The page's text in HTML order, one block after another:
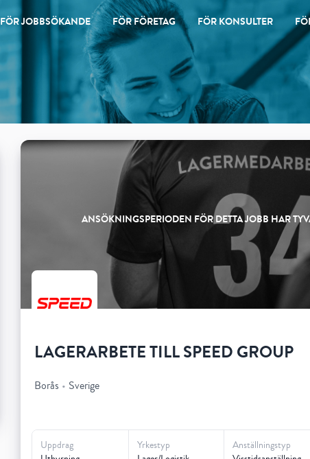
FÖR JOBBSÖKANDE FÖR FÖRETAG FÖR KONSULTER
LAGERARBETE TILL SPEED GROUP
Borås • Sverige
Uppdrag
Yrkestyp
Anställningstyp